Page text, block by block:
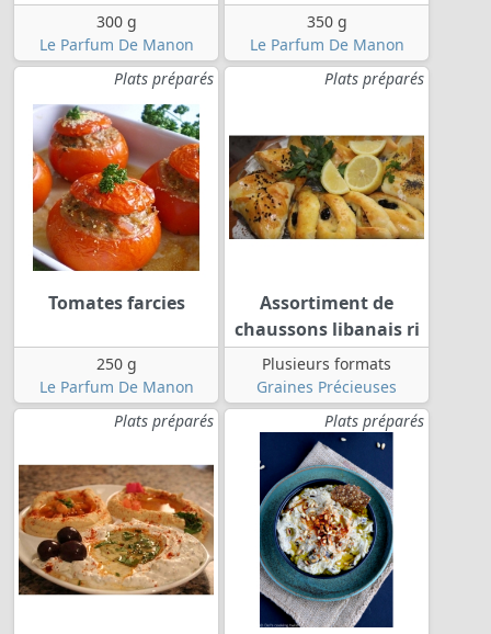
300 g
Le Parfum De Manon
350 g
Le Parfum De Manon
Plats préparés
Tomates farcies
250 g
Le Parfum De Manon
Plats préparés
Assortiment de
chaussons libanais ri
Plusieurs formats
Graines Précieuses
Plats préparés
Plats préparés